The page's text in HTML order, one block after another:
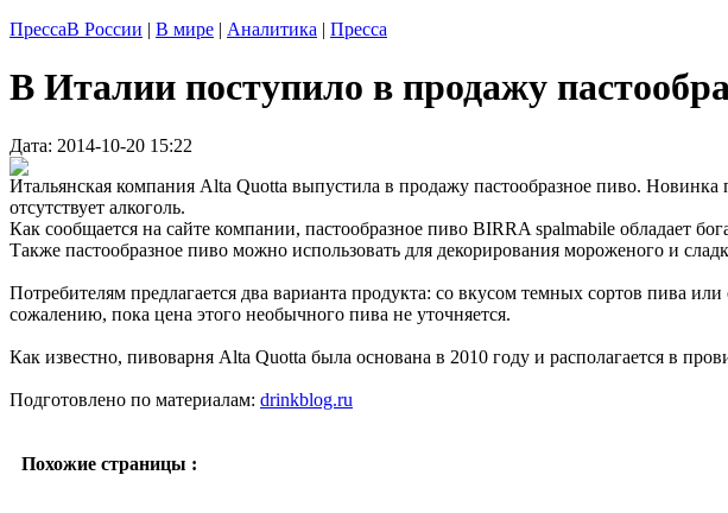
ПрессаВ России | В мире | Аналитика | Пресса
В Италии поступило в продажу
Дата: 2014-10-20 15:22
Итальянская компания Alta Quotta выпустила в продажу пастообразное пиво.
отсутствует алкоголь.
Как сообщается на сайте компании, пастообразное пиво BIRRA spalmabile обладает
Также пастообразное пиво можно использовать для декорирования мороженого и
Потребителям предлагается два варианта продукта: со вкусом темных сортов пива
сожалению, пока цена этого необычного пива не уточняется.
Как известно, пивоварня Alta Quotta была основана в 2010 году и располагается в
Подготовлено по материалам: drinkblog.ru
Похожие страницы :